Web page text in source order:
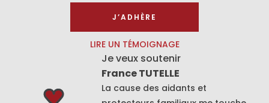
J’ADHÈRE
LIRE UN TÉMOIGNAGE
Je veux soutenir
France TUTELLE
La cause des aidants et